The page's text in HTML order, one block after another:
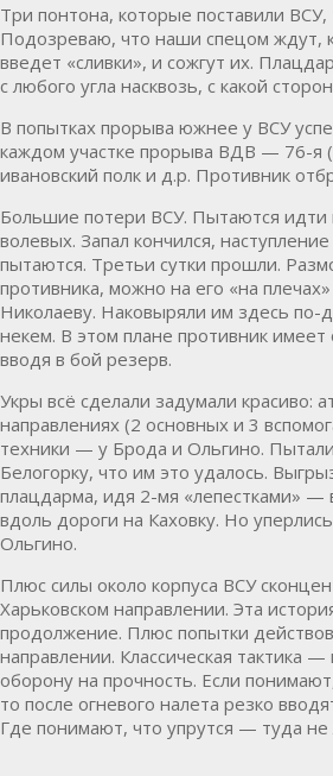
Три понтона, которые поставили ВСУ,
Подозреваю, что наши спецом ждут,
введет «сливки», и сожгут их.
с любого угла насквозь, с какой
В попытках прорыва южнее у ВСУ
каждом участке прорыва ВДВ — 76-я
ивановский полк и д.р. Противник
Большие потери ВСУ. Пытаются идти
волевых. Запал кончился,
пытаются. Третьи сутки прошли.
противника, можно на его «на
Николаеву. Наковыряли им здесь по-
некем. В этом плане противник имеет
вводя в бой резерв.
Укры всё сделали задумали красиво:
направлениях (2 основных и 3
техники — у Брода и Ольгино.
Белогорку, что им это удалось.
плацдарма, идя 2-мя «лепестками» —
вдоль дороги на Каховку. Но
Ольгино.
Плюс силы около корпуса ВСУ
Харьковском направлении. Эта
продолжение. Плюс попытки
направлении. Классическая тактика
оборону на прочность. Если
то после огневого налета резко
Где понимают, что упрутся — туда не